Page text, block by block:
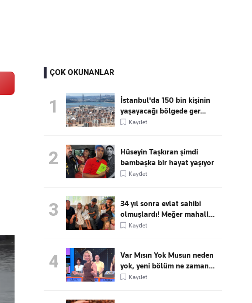
ÇOK OKUNANLAR
1
İstanbul'da 150 bin kişinin
yaşayacağı bölgede ger...
Kaydet
2
Hüseyin Taşkıran şimdi
bambaşka bir hayat yaşıyor
Kaydet
3
34 yıl sonra evlat sahibi
olmuşlardı! Meğer mahall...
Kaydet
4
Var Mısın Yok Musun neden
yok, yeni bölüm ne zaman...
Kaydet